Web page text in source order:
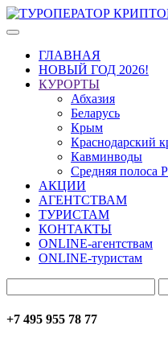
ГЛАВНАЯ
НОВЫЙ ГОД 2026!
КУРОРТЫ
Абхазия
Беларусь
Крым
Краснодарский
Кавминводы
Средняя полоса
АКЦИИ
АГЕНТСТВАМ
ТУРИСТАМ
КОНТАКТЫ
ONLINE-агентствам
ONLINE-туристам
+7 495 955 78 77